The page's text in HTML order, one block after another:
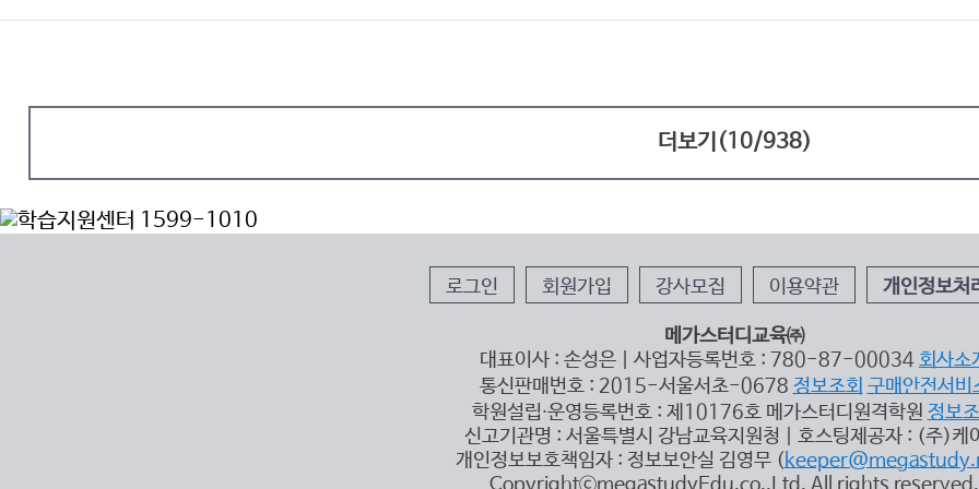
더보기(10/938)
로그인 회원가입 강사모집 이용약관 개인정보처
메가스터디교육㈜
대표이사 : 손성은 | 사업자등록번호 : 780-87-00034 회사소
통신판매번호 : 2015-서울서초-0678 정보조회 구매안전서비
학원설립∙운영등록번호 : 제10176호 메가스터디원격학원 정보
신고기관명 : 서울특별시 강남교육지원청 | 호스팅제공자 : (주)케
개인정보보호책임자 : 정보보안실 김영무 (
CopyrightⓒmegastudyEdu.co.,Ltd. All rights reserved.